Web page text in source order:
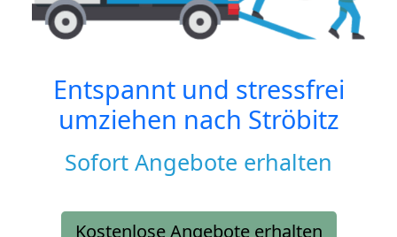
Entspannt und stressfrei
umziehen nach Ströbitz
Sofort Angebote erhalten
Kostenlose Angebote erhalten